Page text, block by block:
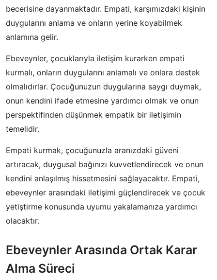
becerisine dayanmaktadır. Empati, karşımızdaki kişinin
duygularını anlama ve onların yerine koyabilmek
anlamına gelir.
Ebeveynler, çocuklarıyla iletişim kurarken empati
kurmalı, onların duygularını anlamalı ve onlara destek
olmalıdırlar. Çocuğunuzun duygularına saygı duymak,
onun kendini ifade etmesine yardımcı olmak ve onun
perspektifinden düşünmek empatik bir iletişimin
temelidir.
Empati kurmak, çocuğunuzla aranızdaki güveni
artıracak, duygusal bağınızı kuvvetlendirecek ve onun
kendini anlaşılmış hissetmesini sağlayacaktır. Empati,
ebeveynler arasındaki iletişimi güçlendirecek ve çocuk
yetiştirme konusunda uyumu yakalamanıza yardımcı
olacaktır.
Ebeveynler Arasında Ortak Karar
Alma Süreci